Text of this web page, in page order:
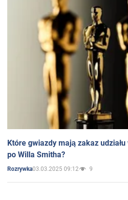
Które gwiazdy mają zakaz
po Willa Smitha?
Rozrywka03.03.2025 09:12 9